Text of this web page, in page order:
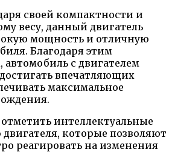
своей компактности и
весу, данный двигатель
мощность и отличную
Благодаря этим
автомобиль с двигателем
впечатляющих
максимальное
интеллектуальные
которые позволяют
реагировать на изменения